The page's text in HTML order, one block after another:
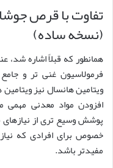
تفاوت با قرص
(نسخه ساده)
همانطور که قبلاً اشاره
فرمولاسیون غنی تر و
ویتامین هانسال نیز
افزودن مواد معدنی مهمی
پوشش وسیع تری از نیازهای
خصوص برای افرادی که
مفیدتر باشد.